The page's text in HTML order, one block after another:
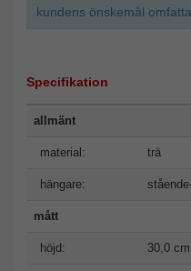
kundens önskemål
Specifikation
allmänt
material: trä
hängare:
mått
höjd: 30,0 cm